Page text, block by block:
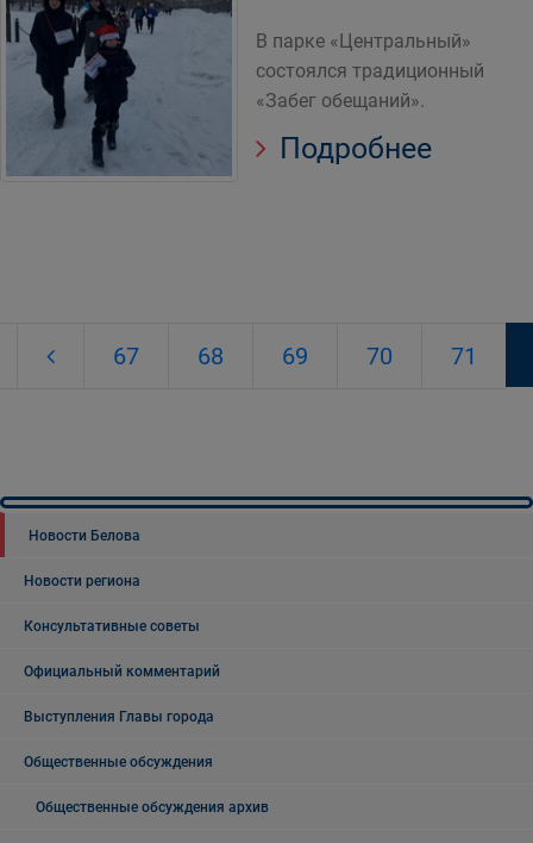
В парке «Центральный»
состоялся традиционный
«Забег обещаний».
Подробнее
67 68 69 70 71
Новости Белова
Новости региона
Консультативные советы
Официальный комментарий
Выступления Главы города
Общественные обсуждения
Общественные обсуждения архив